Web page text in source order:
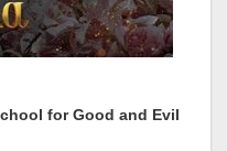
for Good and Evil